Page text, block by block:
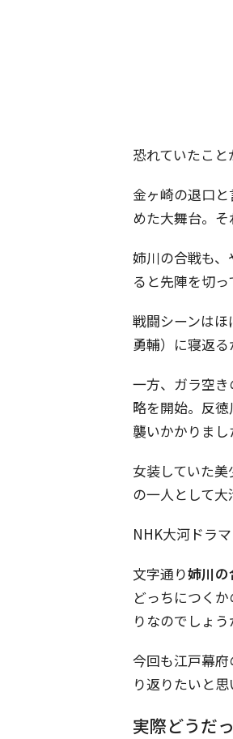
恐れていたこと
金ヶ崎の退口と
めた大舞台。
姉川の合戦も
ると先陣を切
戦闘シーンはほ
勇輔）に寝返
一方、ガラ空
略を開始。反
襲いかかりまし
女装していた美
の一人として大
NHK大河ドラ
文字通り姉川の
どっちにつく
りなのでしょう
今回も江戸幕
り返りたいと思
実際どうだ